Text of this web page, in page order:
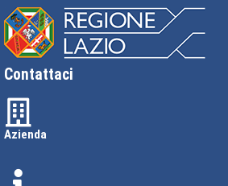
Contattaci
Azienda